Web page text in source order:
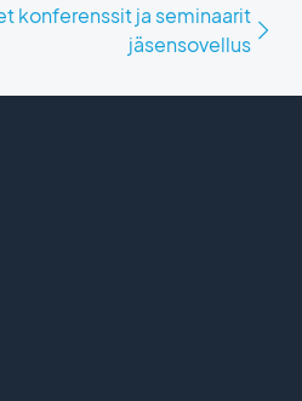
konferenssit ja seminaarit
jäsensovellus